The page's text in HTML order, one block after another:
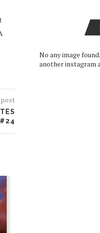
#24
No any image
another instagram